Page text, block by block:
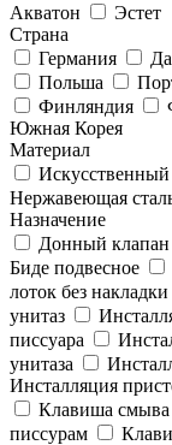
Акватон
Эстет
Страна
Германия
Польша
Финляндия
Южная Корея
Материал
Нержавеющая
Назначение
Донный клапан
Биде подвесное
лоток без накладки
унитаз
писсуара
унитаза
Инсталляция
Клавиша смыва
писсурам